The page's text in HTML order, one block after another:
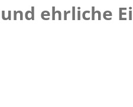
ehrliche